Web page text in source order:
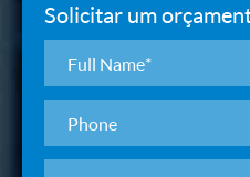
Solicitar um